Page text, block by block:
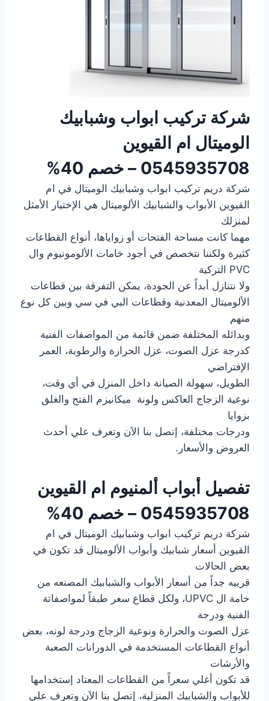
شركة تركيب ابواب وشبابيك
الوميتال ام القيوين
0545935708 – خصم 40%
شركة دريم تركيب ابواب وشبابيك الوميتال في ام
القيوين الأبواب والشبابيك الألوميتال هي الإختيار الأمثل
لمنزلك
مهما كانت مساحة الفتحات أو زواياها، أنواع القطاعات
كثيرة ولكننا نتخصص في أجود خامات الألومونيوم وال
PVC التركية
ولا نتنازل أبداً عن الجودة، يمكن التفرقة بين قطاعات
الألوميتال المعدنية وقطاعات البي في سي وبين كل نوع
منهم
وبدائله المختلفة ضمن قائمة من المواصفات الفنية
كدرجة عزل الصوت، عزل الحرارة والرطوبة، العمر
الإفتراضي
الطويل، سهولة الصيانة داخل المنزل في أي وقت،
نوعية الزجاج العاكس ولونة ميكانيزم الفتح والغلق
بزوايا
ودرجات مختلفة، إتصل بنا الاَن وتعرف علي أحدث
العروض والأسعار.
تفصيل أبواب ألمنيوم ام القيوين
0545935708 – خصم 40%
شركة دريم تركيب ابواب وشبابيك الوميتال في ام
القيوين أسعار شبابيك وأبواب الألوميتال قد تكون في
بعض الحالات
قريبه جداً من أسعار الأبواب والشبابيك المصنعه من
خامة ال UPVC، ولكل قطاع سعر طبقاً لمواصفاتة
الفنية ودرجة
عزل الصوت والحرارة ونوعية الزجاج ودرجة لونه، بعض
أنواع القطاعات المستخدمة في الدورانات الصعبة
والأرشات
قد تكون أغلي سعراً من القطاعات المعتاد إستخدامها
للأبواب والشبابيك المنزلية، إتصل بنا الاَن وتعرف علي